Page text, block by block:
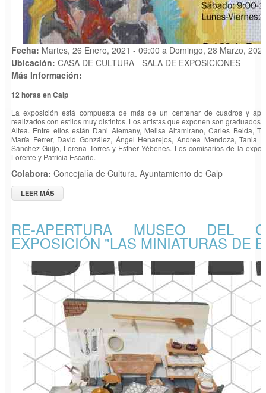
Fecha: Martes, 26 Enero, 2021 - 09:00 a Domingo, 28 Marzo,
Ubicación: CASA DE CULTURA - SALA DE EXPOSICIONES
Más Información:
12 horas en Calp
La exposición está compuesta de más de un centenar de cuadros y
realizados con estilos muy distintos. Los artistas que exponen son graduados
Altea. Entre ellos están Dani Alemany, Melisa Altamirano, Carles Belda,
María Ferrer, David González, Ángel Henarejos, Andrea Mendoza, Tania
Sánchez-Guijo, Lorena Torres y Esther Yébenes. Los comisarios de la
Lorente y Patricia Escario.
Colabora: Concejalía de Cultura. Ayuntamiento de Calp
LEER MÁS
GRADUADOS EN LA FACULTAD DE BELLAS ARTES DE ALTEA
RE-APERTURA MUSEO DEL
EXPOSICIÓN "LAS MINIATURAS DE